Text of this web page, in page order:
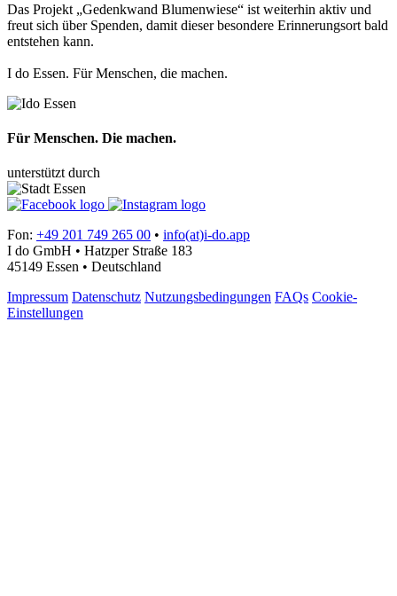
Das Projekt „Gedenkwand Blumenwiese“ ist weiterhin aktiv und
freut sich über Spenden, damit dieser besondere Erinnerungsort bald
entstehen kann.
I do Essen. Für Menschen, die machen.
Für Menschen. Die machen.
unterstützt durch
Fon: +49 201 749 265 00 • info(at)i-do.app
I do GmbH • Hatzper Straße 183
45149 Essen • Deutschland
Impressum Datenschutz Nutzungsbedingungen FAQs Cookie-
Einstellungen